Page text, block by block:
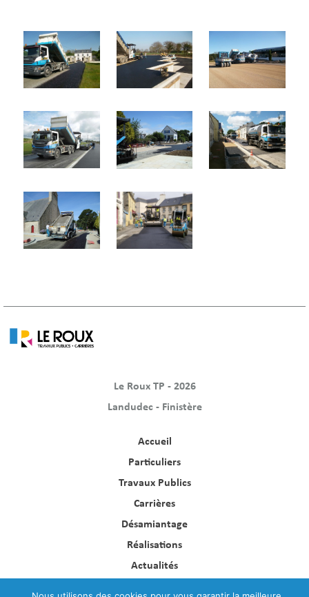
Le Roux TP - 2026
Landudec - Finistère
Accueil
Particuliers
Travaux Publics
Carrières
Désamiantage
Réalisations
Actualités